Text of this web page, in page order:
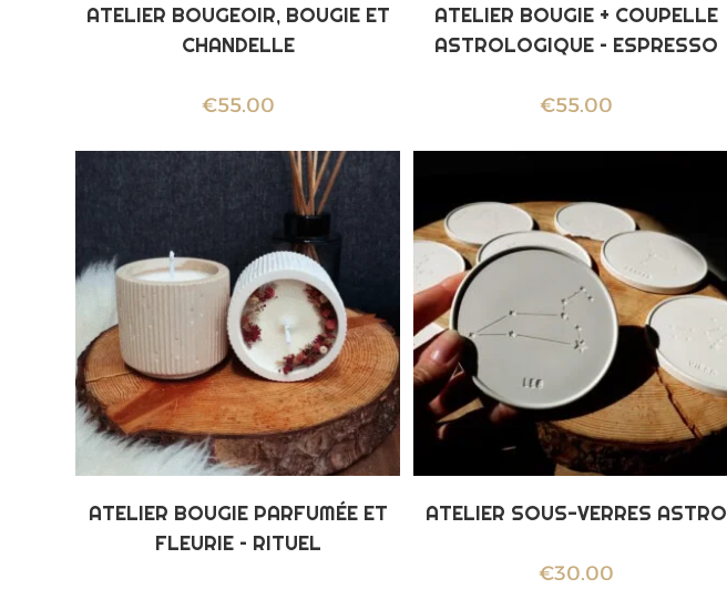
ATELIER BOUGEOIR, BOUGIE ET
CHANDELLE
€55.00
ATELIER BOUGIE + COUPELLE
ASTROLOGIQUE – ESPRESSO
€55.00
ATELIER BOUGIE PARFUMÉE ET
FLEURIE – RITUEL
ATELIER SOUS-VERRES ASTRO
€30.00